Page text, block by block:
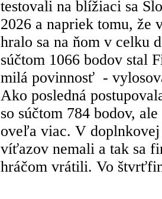
testovali na blížiaci sa
2026 a napriek tomu, že
hralo sa na ňom v celku
súčtom 1066 bodov stal
milá povinnosť -
Ako posledná
so súčtom 784 bodov,
oveľa viac. V doplnkovej
víťazov nemali a tak sa
hráčom vrátili. Vo